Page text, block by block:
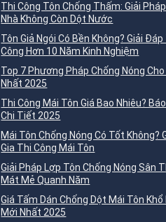
Thi Công Tôn Chống Thấm: Giải
Nhà Không Còn Dột Nước
Tôn Giả Ngói Có Bền Không? Giải
Công Hơn 10 Năm Kinh Nghiệm
Top 7 Phương Pháp Chống Nóng
Nhất 2025
Thi Công Mái Tôn Giá Bao Nhiêu?
Chi Tiết 2025
Mái Tôn Chống Nóng Có Tốt Không?
Gia Thi Công Mái Tôn
Giải Pháp Lợp Tôn Chống Nóng Sân
Mát Mẻ Quanh Năm
Giá Tấm Dán Chống Dột Mái Tôn
Mới Nhất 2025